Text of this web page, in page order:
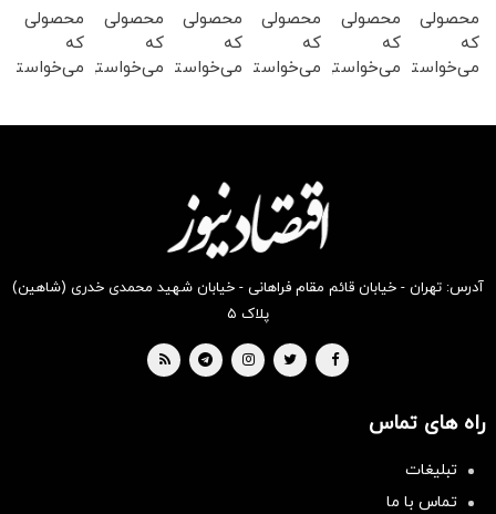
محصولی
که
می‌خواستی
محصولی
که
می‌خواستی
محصولی
که
می‌خواستی
بخر !
محصولی
که
می‌خواستی
بخر !
محصولی
که
می‌خواستی
محصولی
که
می‌خواستی
آدرس: تهران - خیابان قائم مقام فراهانی - خیابان شهید محمدی خدری (شاهین)
پلاک ۵
راه های تماس
تبلیغات
تماس با ما